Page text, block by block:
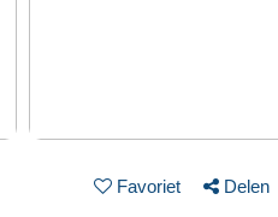
Favoriet Delen